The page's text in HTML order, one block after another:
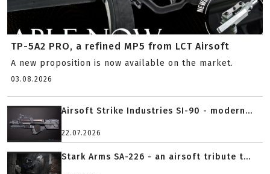
TP-5A2 PRO, a refined MP5 from LCT Airsoft
A new proposition is now available on the market.
03.08.2026
Airsoft Strike Industries SI-90 - modern...
22.07.2026
Stark Arms SA-226 - an airsoft tribute t...